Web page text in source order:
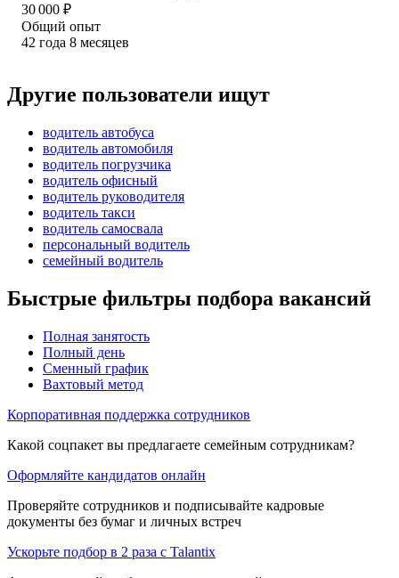
30 000 ₽
Общий опыт
42 года 8 месяцев
Другие пользователи ищут
водитель автобуса
водитель автомобиля
водитель погрузчика
водитель офисный
водитель руководителя
водитель такси
водитель самосвала
персональный водитель
семейный водитель
Быстрые фильтры подбора вакансий
Полная занятость
Полный день
Сменный график
Вахтовый метод
Корпоративная поддержка сотрудников
Какой соцпакет вы предлагаете семейным сотрудникам?
Оформляйте кандидатов онлайн
Проверяйте сотрудников и подписывайте кадровые
документы без бумаг и личных встреч
Ускорьте подбор в 2 раза с Talantix